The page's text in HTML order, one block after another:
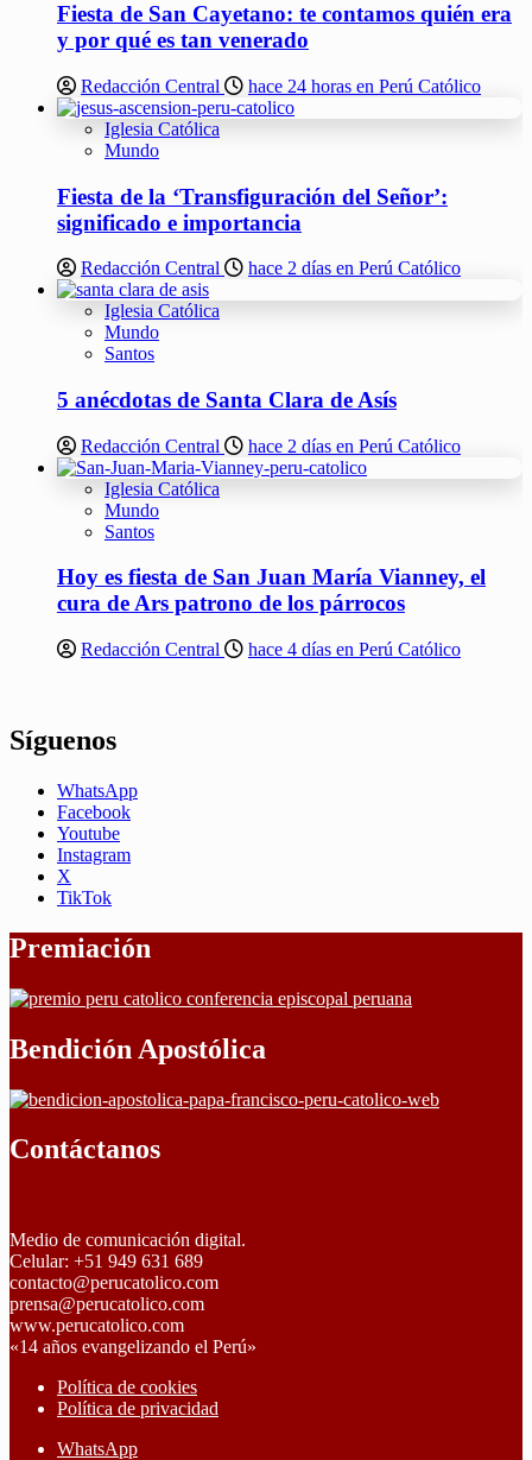
Fiesta de San Cayetano: te contamos quién era
y por qué es tan venerado
Redacción Central hace 24 horas en Perú Católico
Iglesia Católica
Mundo
Fiesta de la ‘Transfiguración del Señor’:
significado e importancia
Redacción Central hace 2 días en Perú Católico
Iglesia Católica
Mundo
Santos
5 anécdotas de Santa Clara de Asís
Redacción Central hace 2 días en Perú Católico
Iglesia Católica
Mundo
Santos
Hoy es fiesta de San Juan María Vianney, el
cura de Ars patrono de los párrocos
Redacción Central hace 4 días en Perú Católico
Síguenos
WhatsApp
Facebook
Youtube
Instagram
X
TikTok
Premiación
Bendición Apostólica
Contáctanos
Medio de comunicación digital.
Celular: +51 949 631 689
contacto@perucatolico.com
prensa@perucatolico.com
www.perucatolico.com
«14 años evangelizando el Perú»
Política de cookies
Política de privacidad
WhatsApp